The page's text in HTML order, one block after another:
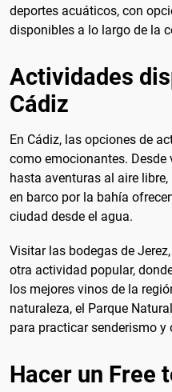
deportes acuáticos, con
disponibles a lo largo de la
Actividades
Cádiz
En Cádiz, las opciones de
como emocionantes.
hasta aventuras al aire
en barco por la bahía
ciudad desde el agua.
Visitar las bodegas de
otra actividad popular,
los mejores vinos de la
naturaleza, el Parque
para practicar senderismo y
Hacer un Free